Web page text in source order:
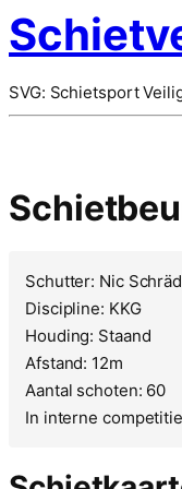
SVG: Schietsport
Schutter: Nic
Discipline: KKG
Houding: Staand
Afstand: 12m
Aantal schoten: 60
In interne